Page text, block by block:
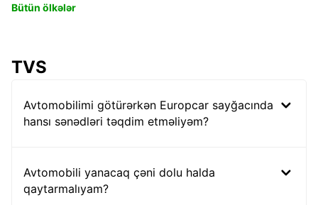
Bütün ölkələr
TVS
Avtomobilimi götürərkən Europcar sayğacında
hansı sənədləri təqdim etməliyəm?
Avtomobili yanacaq çəni dolu halda
qaytarmalıyam?